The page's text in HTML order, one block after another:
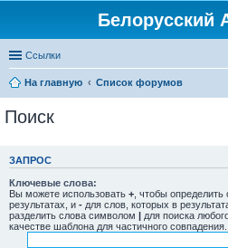
Белорусский
Ссылки
На главную Список форумов
Поиск
ЗАПРОС
Ключевые слова:
Вы можете использовать + , чтобы
результатах, и - для слов, которых в
разделить слова символом | для поиска
качестве шаблона для частичного совпадения.